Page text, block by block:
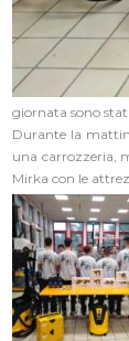
giornata sono
Durante la
una carrozzeria,
Mirka con le